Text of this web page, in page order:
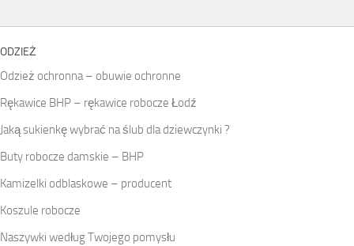
ODZIEŻ
Odzież ochronna – obuwie ochronne
Rękawice BHP – rękawice robocze Łodź
Jaką sukienkę wybrać na ślub dla dziewczynki ?
Buty robocze damskie – BHP
Kamizelki odblaskowe – producent
Koszule robocze
Naszywki według Twojego pomysłu